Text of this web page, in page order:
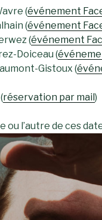
(événement
(événement
(événement
Doiceau (
Gistoux (
réservation par mail )
ou l’autre de ces